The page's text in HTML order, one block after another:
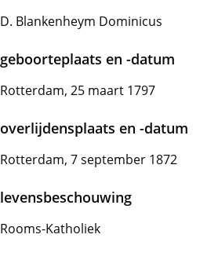
D. Blankenheym Dominicus
geboorteplaats en -datum
Rotterdam, 25 maart 1797
overlijdensplaats en -datum
Rotterdam, 7 september 1872
levensbeschouwing
Rooms-Katholiek